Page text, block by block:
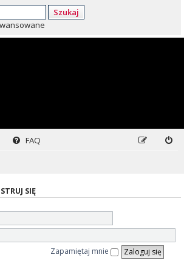
Szukaj
FAQ
SIĘ
Zapamiętaj mnie